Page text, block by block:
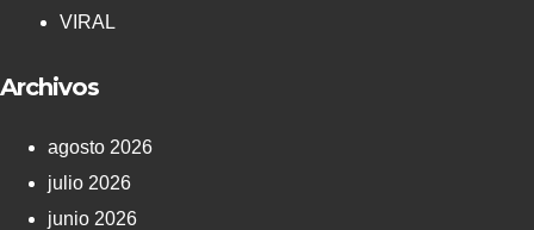
VIRAL
Archivos
agosto 2026
julio 2026
junio 2026